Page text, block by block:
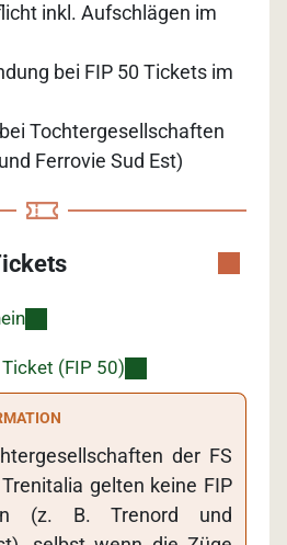
inkl. Aufschlägen im
bei FIP 50 Tickets im
Tochtergesellschaften
Ferrovie Sud Est)
(FIP 50)
der FS
gelten keine FIP
(z. B. Trenord und